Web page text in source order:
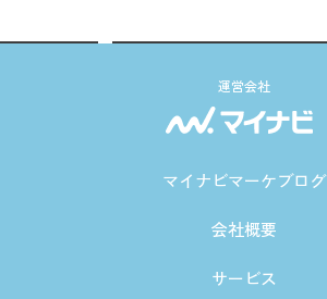
運営会社
マイナビマーケブログ
会社概要
サービス